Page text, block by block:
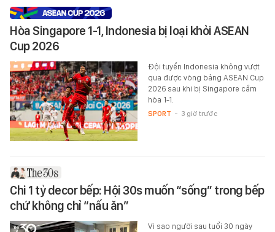
Hòa Singapore 1-1, Indonesia bị loại khỏi ASEAN
Cup 2026
Đội tuyển Indonesia không vượt
qua được vòng bảng ASEAN Cup
2026 sau khi bị Singapore cầm
hòa 1-1.
SPORT - 3 giờ trước
Chi 1 tỷ decor bếp: Hội 30s muốn “sống” trong bếp
chứ không chỉ “nấu ăn”
Vì sao người sau tuổi 30 ngày